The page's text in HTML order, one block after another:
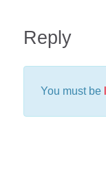
Reply
You must be